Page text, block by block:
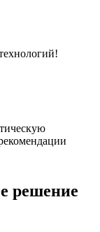
решение